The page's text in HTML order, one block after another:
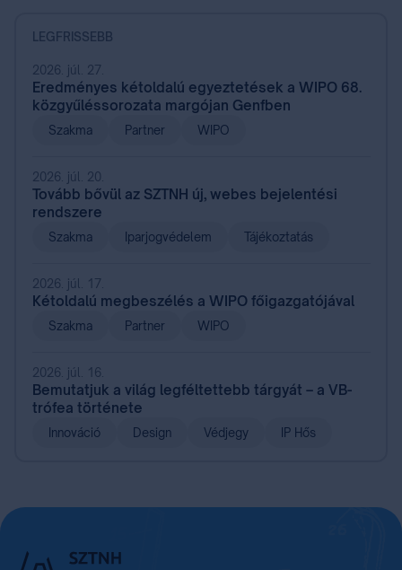
LEGFRISSEBB
2026. júl. 27.
Eredményes kétoldalú egyeztetések a WIPO 68.
közgyűléssorozata margójan Genfben
Szakma Partner WIPO
2026. júl. 20.
Tovább bővül az SZTNH új, webes bejelentési
rendszere
Szakma Iparjogvédelem Tájékoztatás
2026. júl. 17.
Kétoldalú megbeszélés a WIPO főigazgatójával
Szakma Partner WIPO
2026. júl. 16.
Bemutatjuk a világ legféltettebb tárgyát – a VB-
trófea története
Innováció Design Védjegy IP Hős